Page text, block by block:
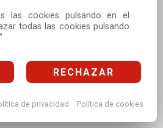
las cookies pulsando en el
todas las cookies pulsando
RECHAZAR
de privacidad Política de cookies